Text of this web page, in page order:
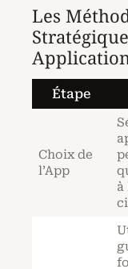
Les
Étape
Choix de
l’App
à